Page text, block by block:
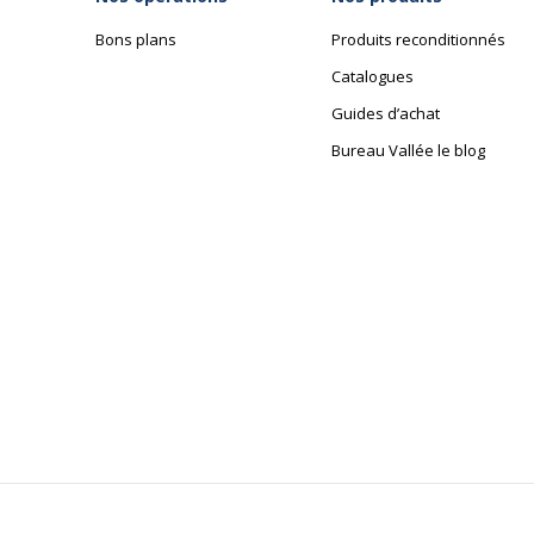
Bons plans
Produits reconditionnés
Catalogues
Guides d’achat
Bureau Vallée le blog